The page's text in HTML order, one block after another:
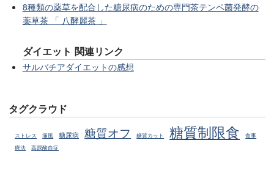
8種類の薬草を配合した糖尿病のための専門茶テンペ菌発酵の
薬草茶 「 八酵麗茶 」
ダイエット 関連リンク
サルバチアダイエットの感想
タグクラウド
ストレス 痛風 糖尿病 糖質オフ 糖質カット 糖質制限食
食事
療法
高尿酸血症